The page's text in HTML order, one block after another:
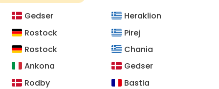
Gedser
Rostock
Rostock
Ankona
Rodby
Heraklion
Pirej
Chania
Gedser
Bastia